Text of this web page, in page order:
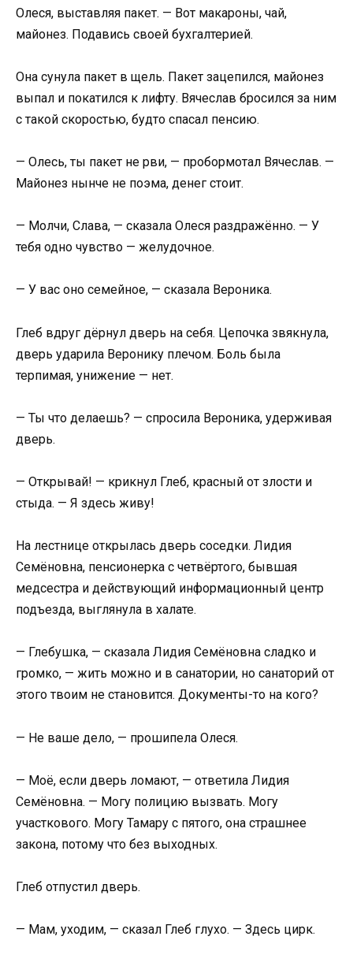
Олеся, выставляя пакет. — Вот макароны, чай,
майонез. Подавись своей бухгалтерией.
Она сунула пакет в щель. Пакет зацепился, майонез
выпал и покатился к лифту. Вячеслав бросился за ним
с такой скоростью, будто спасал пенсию.
— Олесь, ты пакет не рви, — пробормотал Вячеслав. —
Майонез нынче не поэма, денег стоит.
— Молчи, Слава, — сказала Олеся раздражённо. — У
тебя одно чувство — желудочное.
— У вас оно семейное, — сказала Вероника.
Глеб вдруг дёрнул дверь на себя. Цепочка звякнула,
дверь ударила Веронику плечом. Боль была
терпимая, унижение — нет.
— Ты что делаешь? — спросила Вероника, удерживая
дверь.
— Открывай! — крикнул Глеб, красный от злости и
стыда. — Я здесь живу!
На лестнице открылась дверь соседки. Лидия
Семёновна, пенсионерка с четвёртого, бывшая
медсестра и действующий информационный центр
подъезда, выглянула в халате.
— Глебушка, — сказала Лидия Семёновна сладко и
громко, — жить можно и в санатории, но санаторий от
этого твоим не становится. Документы-то на кого?
— Не ваше дело, — прошипела Олеся.
— Моё, если дверь ломают, — ответила Лидия
Семёновна. — Могу полицию вызвать. Могу
участкового. Могу Тамару с пятого, она страшнее
закона, потому что без выходных.
Глеб отпустил дверь.
— Мам, уходим, — сказал Глеб глухо. — Здесь цирк.